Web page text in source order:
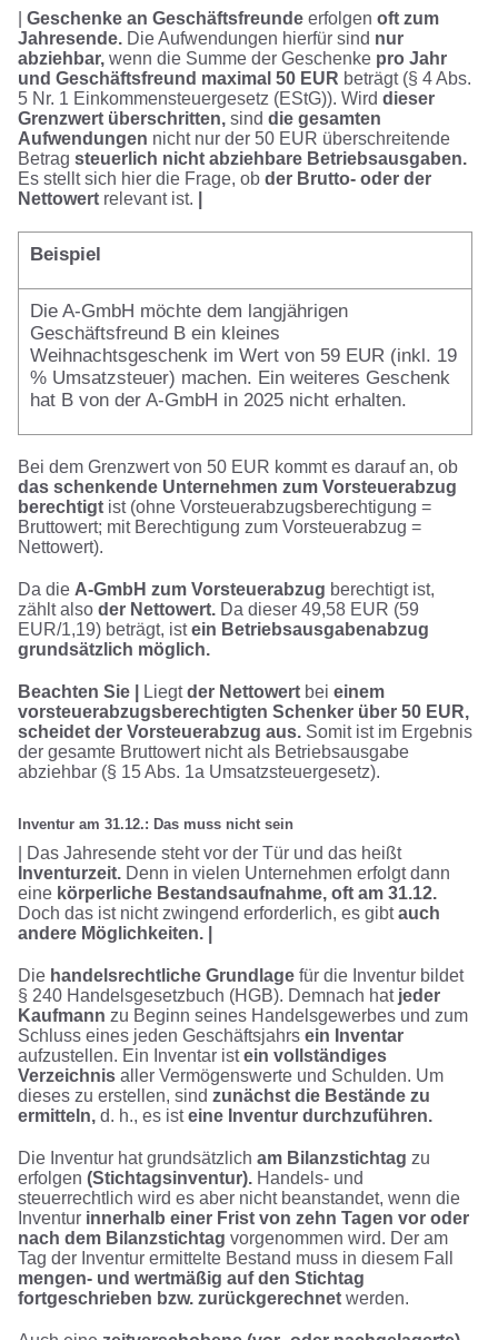
Geschenke an Geschäftsfreundeerfolgen oft zum
Jahresende.Die Aufwendungen hierfür sind nur
abziehbar, wenn die Summe der Geschenke pro Jahr
und Geschäftsfreund maximal 50 EUR beträgt (§ 4 Abs.
5 Nr. 1 Einkommensteuergesetz (EStG)). Wird dieser
Grenzwert überschritten,sind die gesamten
Aufwendungen nicht nur der 50 EUR überschreitende
Betrag steuerlich nicht abziehbare Betriebsausgaben.
Es stellt sich hier die Frage, ob der Brutto- oder der
Nettowertrelevant ist.
Beispiel
Die A-GmbH möchte dem langjährigen
Geschäftsfreund B ein kleines
Weihnachtsgeschenk im Wert von 59 EUR (inkl. 19
% Umsatzsteuer) machen. Ein weiteres Geschenk
hat B von der A-GmbH in 2025 nicht erhalten.
Bei dem Grenzwert von 50 EUR kommt es darauf an, ob
das schenkende Unternehmen zum Vorsteuerabzug
berechtigtist (ohne Vorsteuerabzugsberechtigung =
Bruttowert; mit Berechtigung zum Vorsteuerabzug =
Nettowert).
Da die A-GmbH zum Vorsteuerabzug berechtigt ist,
zählt also der Nettowert. Da dieser 49,58 EUR (59
EUR/1,19) beträgt, istein Betriebsausgabenabzug
grundsätzlich möglich.
Beachten Sie | Liegtder Nettowertbei einem
vorsteuerabzugsberechtigten Schenker über 50 EUR,
scheidet der Vorsteuerabzug aus. Somit ist im Ergebnis
der gesamte Bruttowert nicht als Betriebsausgabe
abziehbar (§ 15 Abs. 1a Umsatzsteuergesetz).
Inventur am 31.12.: Das muss nicht sein
| Das Jahresende steht vor der Tür und das heißt
Inventurzeit.Denn in vielen Unternehmen erfolgt dann
eine körperliche Bestandsaufnahme, oft am 31.12.
Doch das ist nicht zwingend erforderlich, es gibtauch
andere Möglichkeiten. |
Die handelsrechtliche Grundlagefür die Inventur bildet
§ 240 Handelsgesetzbuch (HGB). Demnach hat jeder
Kaufmann zu Beginn seines Handelsgewerbes und zum
Schluss eines jeden Geschäftsjahrs ein Inventar
aufzustellen. Ein Inventar istein vollständiges
Verzeichnisaller Vermögenswerte und Schulden. Um
dieses zu erstellen, sind zunächst die Bestände zu
ermitteln,d. h., es isteine Inventur durchzuführen.
Die Inventur hat grundsätzlich am Bilanzstichtag zu
erfolgen (Stichtagsinventur).Handels- und
steuerrechtlich wird es aber nicht beanstandet, wenn die
Inventurinnerhalb einer Frist von zehn Tagen vor oder
nach dem Bilanzstichtag vorgenommen wird. Der am
Tag der Inventur ermittelte Bestand muss in diesem Fall
mengen- und wertmäßig auf den Stichtag
fortgeschrieben bzw. zurückgerechnetwerden.